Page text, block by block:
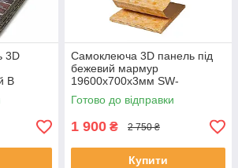
3D
В
Самоклеюча 3D панель під
бежевий мармур
19600x700x3мм SW-
00001473
Готово до відправки
1 900 ₴ 2 750 ₴
Купити